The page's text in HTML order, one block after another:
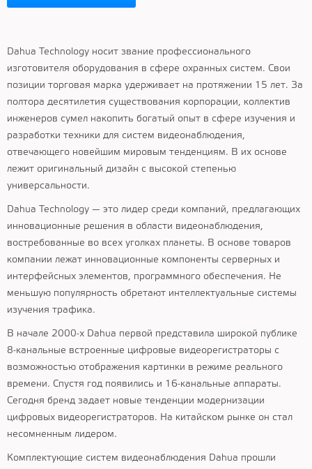
Dahua Technology носит звание профессионального
изготовителя оборудования в сфере охранных систем. Свои
позиции торговая марка удерживает на протяжении 15 лет. За
полтора десятилетия существования корпорации, коллектив
инженеров сумел накопить богатый опыт в сфере изучения и
разработки техники для систем видеонаблюдения,
отвечающего новейшим мировым тенденциям. В их основе
лежит оригинальный дизайн с высокой степенью
универсальности.
Dahua Technology — это лидер среди компаний, предлагающих
инновационные решения в области видеонаблюдения,
востребованные во всех уголках планеты. В основе товаров
компании лежат инновационные компоненты серверных и
интерфейсных элементов, программного обеспечения. Не
меньшую популярность обретают интеллектуальные системы
изучения трафика.
В начале 2000-х Dahua первой представила широкой публике
8-канальные встроенные цифровые видеорегистраторы с
возможностью отображения картинки в режиме реального
времени. Спустя год появились и 16-канальные аппараты.
Сегодня бренд задает новые тенденции модернизации
цифровых видеорегистраторов. На китайском рынке он стал
несомненным лидером.
Комплектующие систем видеонаблюдения Dahua прошли